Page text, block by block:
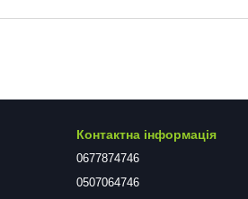
Контактна інформація
0677874746
0507064746